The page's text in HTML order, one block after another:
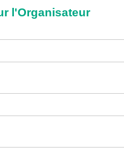
l'Organisateur